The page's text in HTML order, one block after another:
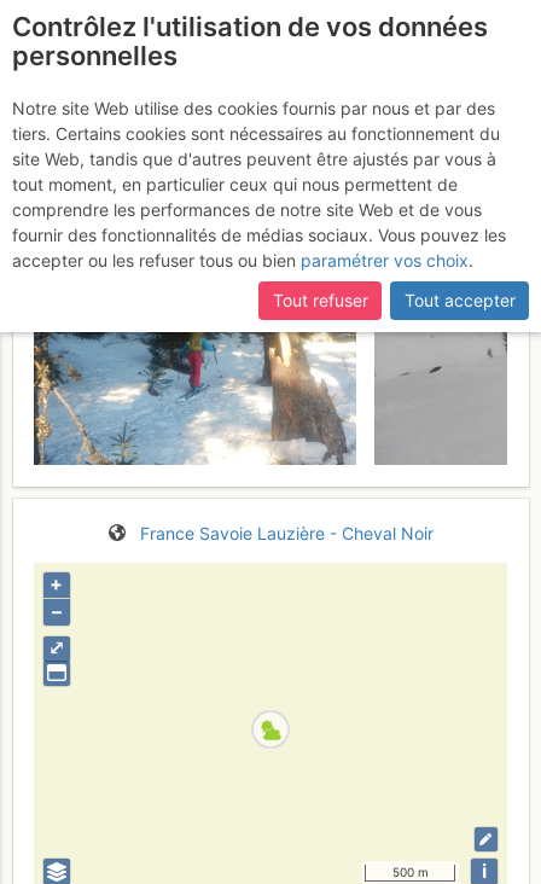
certaines pages ne sont plus accessibles, manquantes ou
incomplètes, déconnectez-vous puis reconnectez-vous à votre
compte sur le site.
Dent du Corbeau :
Versant S
Samedi 18 février 2017
France Savoie Lauzière - Cheval Noir
⤢
+
–
500 m i
Contrôlez l'utilisation de vos données
personnelles
Notre site Web utilise des cookies fournis par nous et par des
tiers. Certains cookies sont nécessaires au fonctionnement du
site Web, tandis que d'autres peuvent être ajustés par vous à
tout moment, en particulier ceux qui nous permettent de
comprendre les performances de notre site Web et de vous
fournir des fonctionnalités de médias sociaux. Vous pouvez les
accepter ou les refuser tous ou bien paramétrer vos choix.
Tout refuser
Tout accepter